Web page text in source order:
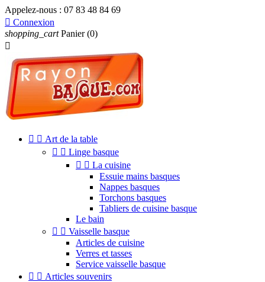
Appelez-nous : 07 83 48 84 69
 Connexion
shopping_cart Panier (0)

  Art de la table
  Linge basque
  La cuisine
Essuie mains basques
Nappes basques
Torchons basques
Tabliers de cuisine basque
Le bain
  Vaisselle basque
Articles de cuisine
Verres et tasses
Service vaisselle basque
  Articles souvenirs